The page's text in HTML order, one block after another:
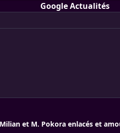
Google Actualités
et M. Pokora enlacés et